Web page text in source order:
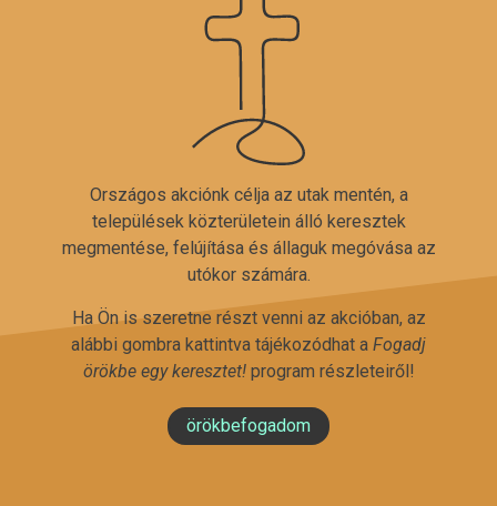
Országos akciónk célja az utak mentén, a
települések közterületein álló keresztek
megmentése, felújítása és állaguk megóvása az
utókor számára.
Ha Ön is szeretne részt venni az akcióban, az
alábbi gombra kattintva tájékozódhat a Fogadj
örökbe egy keresztet!program részleteiről!
örökbefogadom